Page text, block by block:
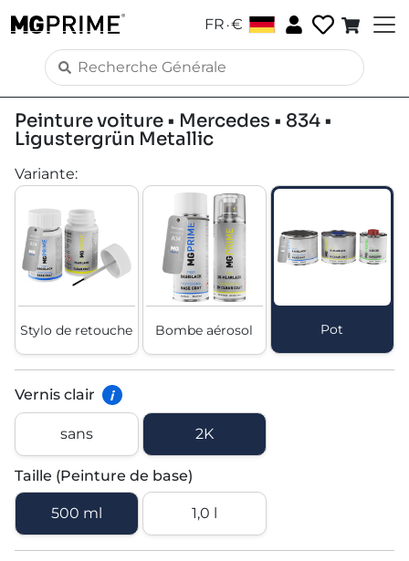
FR .€
Peinture voiture • Mercedes • 834 •
Ligustergrün Metallic
Variante:
Stylo de retouche Bombe aérosol Pot
Vernis clair i
sans 2K
Taille (Peinture de base)
500 ml 1,0 l